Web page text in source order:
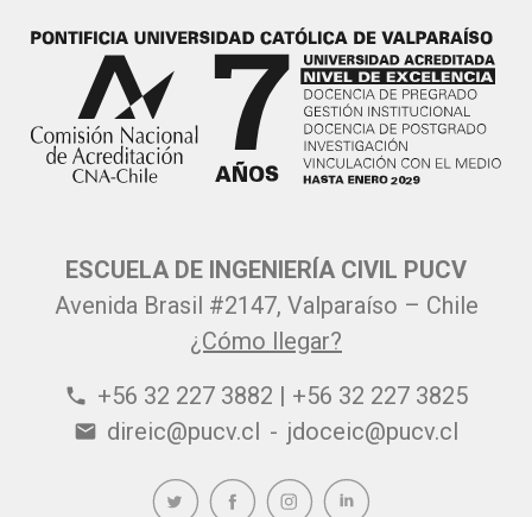
ESCUELA DE INGENIERÍA CIVIL PUCV
Avenida Brasil #2147, Valparaíso – Chile
¿Cómo llegar?
phone +56 32 227 3882 | +56 32 227 3825
email direic@pucv.cl - jdoceic@pucv.cl